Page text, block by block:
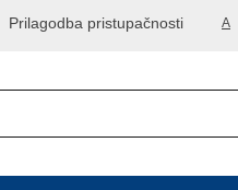
A
Prilagodba pristupačnosti